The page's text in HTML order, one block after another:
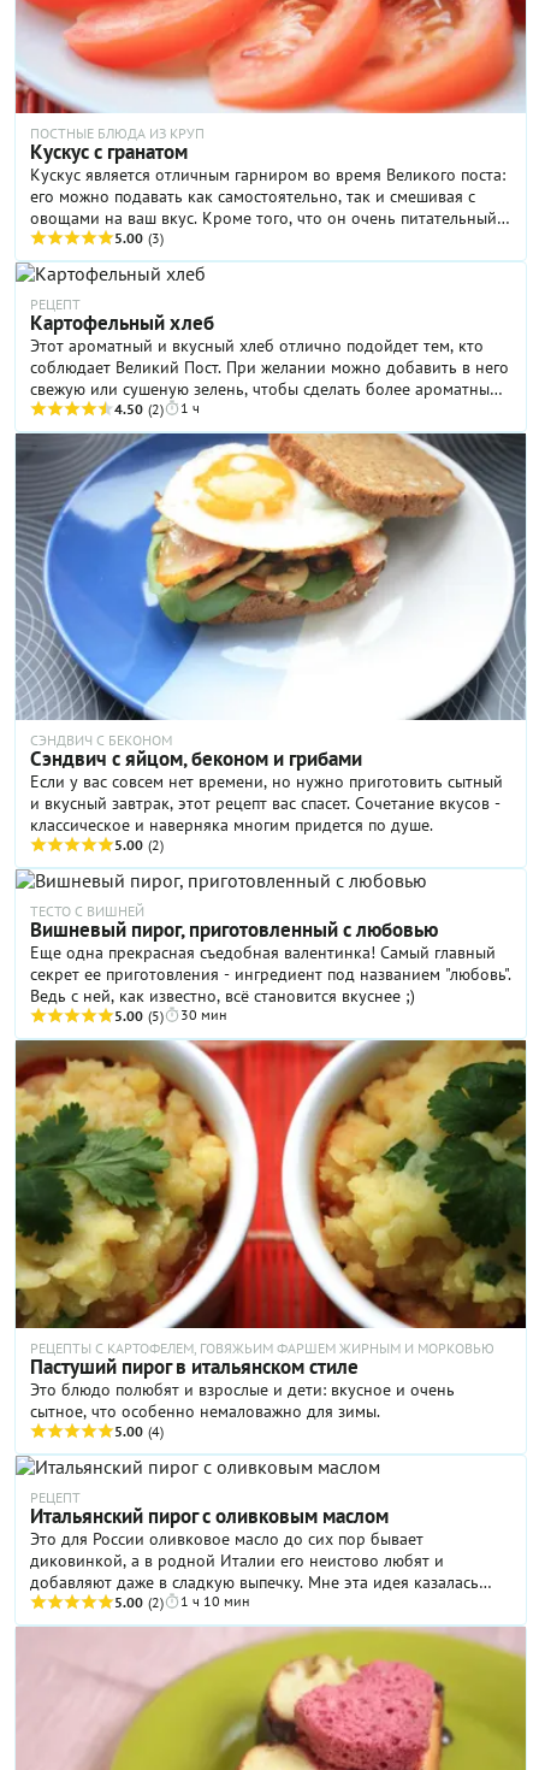
ПОСТНЫЕ БЛЮДА ИЗ КРУП
Кускус с гранатом
Кускус является отличным гарниром во время Великого поста:
его можно подавать как самостоятельно, так и смешивая с
овощами на ваш вкус. Кроме того, что он очень питательный и
полезный, он часто очень нравится детям!
5.00 (3)
РЕЦЕПТ
Картофельный хлеб
Этот ароматный и вкусный хлеб отлично подойдет тем, кто
соблюдает Великий Пост. При желании можно добавить в него
свежую или сушеную зелень, чтобы сделать более ароматным
(например, лук), а также орехи. Делается он очень просто:
даже если вы ни разу не пекли хлеб, вы справитесь!
4.50 (2) 1 ч
СЭНДВИЧ С БЕКОНОМ
Сэндвич с яйцом, беконом и грибами
Если у вас совсем нет времени, но нужно приготовить сытный
и вкусный завтрак, этот рецепт вас спасет. Сочетание вкусов -
классическое и наверняка многим придется по душе.
5.00 (2)
ТЕСТО С ВИШНЕЙ
Вишневый пирог, приготовленный с любовью
Еще одна прекрасная съедобная валентинка! Самый главный
секрет ее приготовления - ингредиент под названием "любовь".
Ведь с ней, как известно, всё становится вкуснее ;)
5.00 (5) 30 мин
РЕЦЕПТЫ С КАРТОФЕЛЕМ, ГОВЯЖЬИМ ФАРШЕМ ЖИРНЫМ И МОРКОВЬЮ
Пастуший пирог в итальянском стиле
Это блюдо полюбят и взрослые и дети: вкусное и очень
сытное, что особенно немаловажно для зимы.
5.00 (4)
РЕЦЕПТ
Итальянский пирог с оливковым маслом
Это для России оливковое масло до сих пор бывает
диковинкой, а в родной Италии его неистово любят и
добавляют даже в сладкую выпечку. Мне эта идея казалась
странной, пока я не попробовала один такой рецепт — пирог с
кедровыми орешками (в оригинале итальянцы используются
орешки пинии, итальянской сосны) и оливковым маслом.
Благодаря качественному оливковому маслу пирог имеет хоть
и терпкую, но весьма деликатную нотку. А сладость кедровых
орешков ее только подчеркивает!
5.00 (2) 1 ч 10 мин